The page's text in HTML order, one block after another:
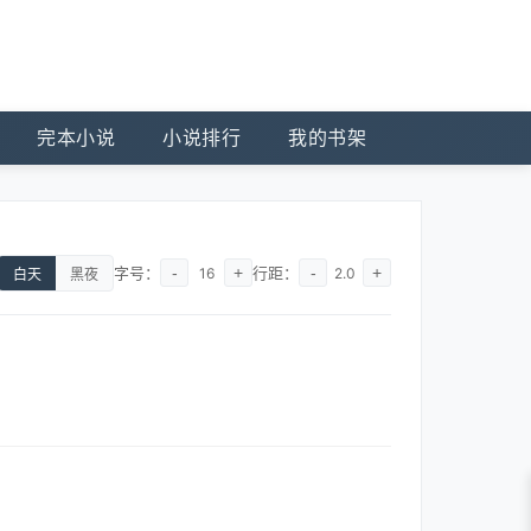
完本小说 小说排行 我的书架
白天 黑夜 字号： - 16 + 行距： - 2.0 +